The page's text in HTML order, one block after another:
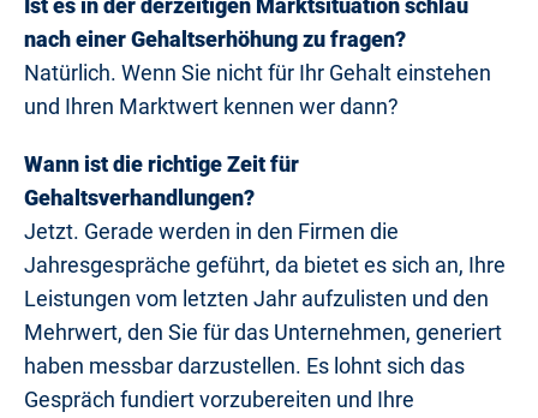
nach einer Gehaltserhöhung zu fragen?
Natürlich. Wenn Sie nicht für Ihr Gehalt einstehen
und Ihren Marktwert kennen wer dann?
Wann ist die richtige Zeit für
Gehaltsverhandlungen?
Jetzt. Gerade werden in den Firmen die
Jahresgespräche geführt, da bietet es sich an, Ihre
Leistungen vom letzten Jahr aufzulisten und den
Mehrwert, den Sie für das Unternehmen, generiert
haben messbar darzustellen. Es lohnt sich das
Gespräch fundiert vorzubereiten und Ihre